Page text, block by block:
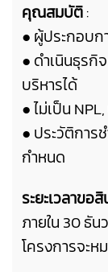
คุณสมบัติ:
● ผู้ประกอบ
● ดำเนินธุรกิ
บริหารได้
● ไม่เป็น
● ประวัติการ
กำหนด
ระยะเวลาขอ
ภายใน 30 ธั
โครงการจะ